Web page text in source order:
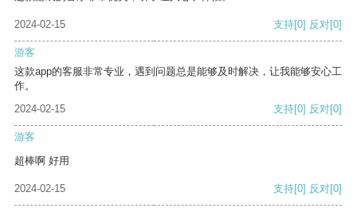
2024-02-15 支持[0] 反对[0]
游客
这款app的客服非常专业，遇到问题总是能够及时解决，让我能够安心工
作。
2024-02-15
支持[0] 反对[0]
游客
超棒啊 好用
2024-02-15 支持[0] 反对[0]